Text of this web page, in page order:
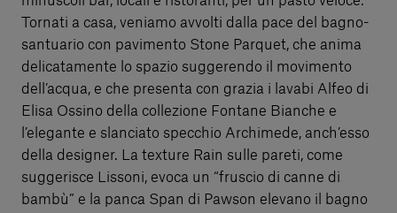
Tornati a casa, veniamo avvolti dalla pace del bagno-
santuario con pavimento Stone Parquet, che anima
delicatamente lo spazio suggerendo il movimento
dell’acqua, e che presenta con grazia i lavabi Alfeo di
Elisa Ossino della collezione Fontane Bianche e
l’elegante e slanciato specchio Archimede, anch’esso
della designer. La texture Rain sulle pareti, come
suggerisce Lissoni, evoca un “fruscio di canne di
bambù” e la panca Span di Pawson elevano il bagno